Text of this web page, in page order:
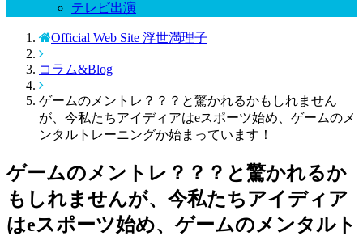
テレビ出演
Official Web Site 浮世満理子
コラム&Blog
ゲームのメントレ？？？と驚かれるかもしれません
が、今私たちアイディアはeスポーツ始め、ゲームのメ
ンタルトレーニングか始まっています！
ゲームのメントレ？？？と驚かれるか
もしれませんが、今私たちアイディア
はeスポーツ始め、ゲームのメンタルト